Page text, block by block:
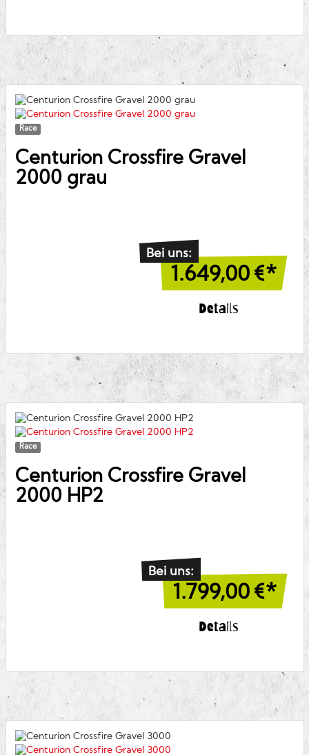
Race
CenturionCrossfire Gravel
2000 grau
Bei uns:
1.649,00 €*
Details
Race
CenturionCrossfire Gravel
2000 HP2
Bei uns:
1.799,00 €*
Details